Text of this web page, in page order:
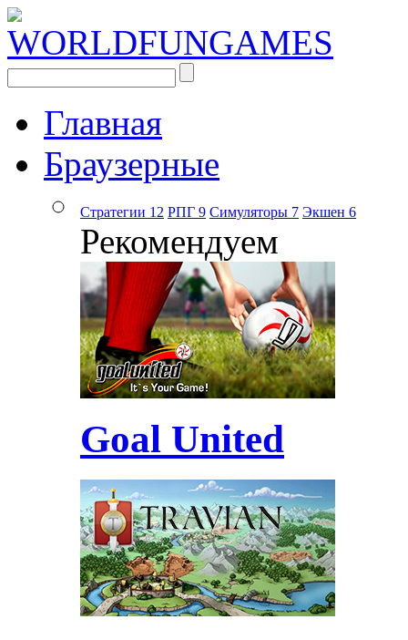
Главная
Браузерные
Стратегии 12 РПГ 9 Симуляторы 7 Экшен 6
Рекомендуем
Goal United